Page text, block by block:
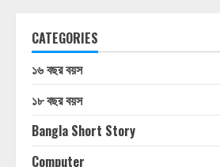
CATEGORIES
১৬ বছর বয়স
১৮ বছর বয়স
Bangla Short Story
Computer